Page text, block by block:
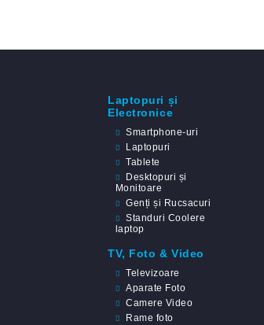
Laptopuri și
Electronice
Smartphone-uri
Laptopuri
Tablete
Desktopuri și
Monitoare
Genți și Rucsacuri
Standuri Coolere
laptop
TV, Foto & Video
Televizoare
Aparate Foto
Camere Video
Rame foto